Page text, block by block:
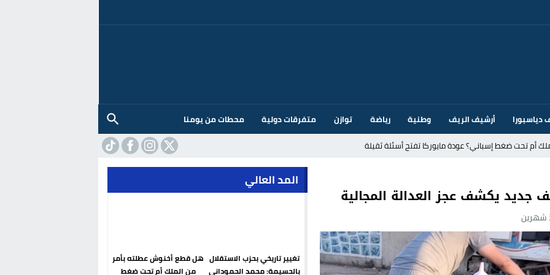
دياسبورا أرشيف الريف وطنية رياضة توازن متفرقات دولية
محطات من يومنا
أم تحت ضغط إسباني؟ عودة مايوركا تفتح أسئلة ثقيلة
الإسبانية في الميركاتو الصيفي
محمد الحموداني يبدأ مرحلة ما بعد مضيان
مضيق هرمز يدفع أسعار النفط للتراجع
لرعاية القاصرين في سبتة
وطني جراء ارتفاع أسعار الوقود
يكشف عجز العدالة المجالية
شهرين
المد العالي
تغيير تاريخي بحزب الاستقلال
بالحسيمة: محمد الحموداني
هل قطع أخنوش عطلته بأمر
من الملك أم تحت ضغط